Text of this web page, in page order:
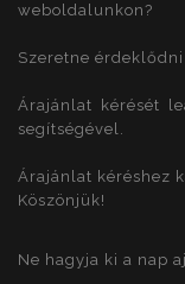
weboldalunkon?
Szeretne
Árajánlat kérését
segítségével.
Árajánlat kéréshez
Köszönjük!
Ne hagyja ki a nap